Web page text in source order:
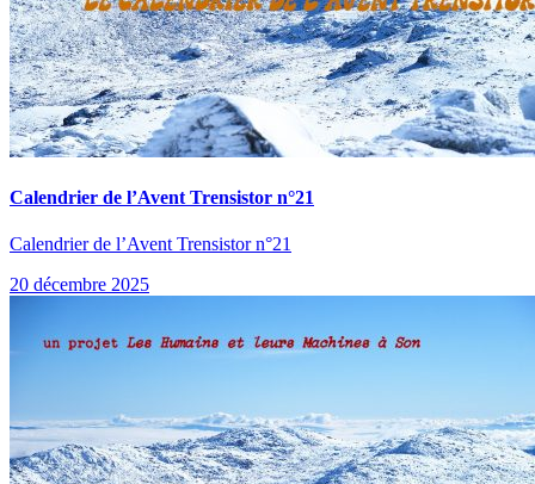
Calendrier de l’Avent Trensistor n°21
Calendrier de l’Avent Trensistor n°21
20 décembre 2025